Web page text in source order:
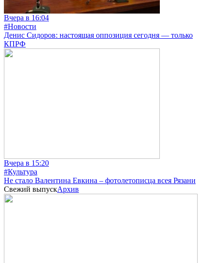
Вчера в 16:04
#Новости
Денис Сидоров: настоящая оппозиция сегодня — только
КПРФ
Вчера в 15:20
#Культура
Не стало Валентина Евкина – фотолетописца всея Рязани
Свежий выпускАрхив